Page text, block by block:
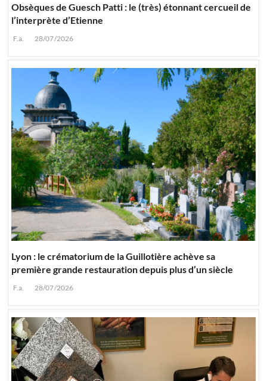
Obsèques de Guesch Patti : le (très) étonnant cercueil de
l’interprète d’Etienne
F.a. 28/07/2026
Lyon : le crématorium de la Guillotière achève sa
première grande restauration depuis plus d’un siècle
F.a. 28/07/2026